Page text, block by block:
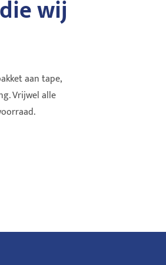
wij
aan tape,
Vrijwel alle